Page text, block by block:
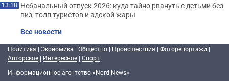
13:18 Небанальный отпуск 2026: куда тайно рвануть с детьми без
виз, толп туристов и адской жары
Все новости
Политика | Экономика | Общество | Происшествия | Фоторепортажи |
Авторское | Интересное | Спорт
Информационное агентство «Nord-News»